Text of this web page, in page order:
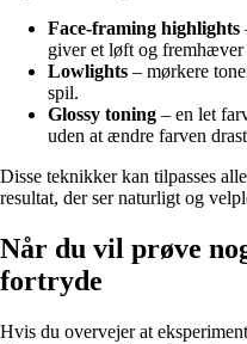
Face-framing highlights
giver et løft og
Lowlights – mørkere
spil.
Glossy toning – en let
uden at ændre farven
Disse teknikker kan tilpasses
resultat, der ser naturligt og
Når du vil prøve
fortryde
Hvis du overvejer at